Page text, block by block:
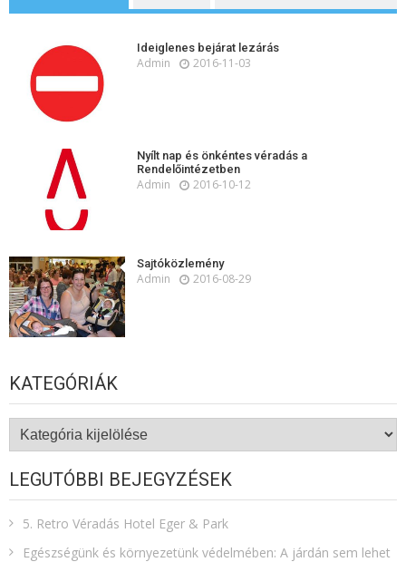
Ideiglenes bejárat lezárás
Admin 2016-11-03
Nyílt nap és önkéntes véradás a
Rendelőintézetben
Admin 2016-10-12
Sajtóközlemény
Admin 2016-08-29
KATEGÓRIÁK
Kategóriák
LEGUTÓBBI BEJEGYZÉSEK
5. Retro Véradás Hotel Eger & Park
Egészségünk és környezetünk védelmében: A járdán sem lehet